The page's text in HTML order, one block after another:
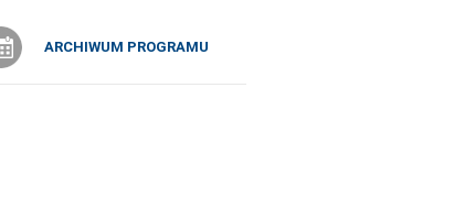
ARCHIWUM PROGRAMU